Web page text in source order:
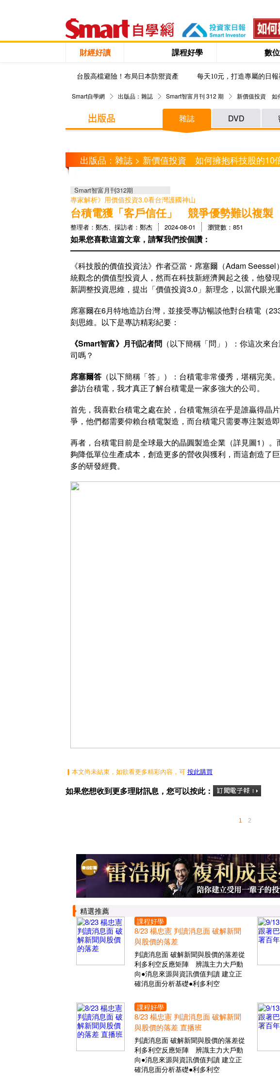
財經好讀 課程好學 數
台股高檔避險！布局日本防禦資產 每天10元，打造專屬的日報
Smart自學網 出版品：雜誌 Smart智富月刊 312 期 新價值投資 如
雜誌 DVD
出版品：雜誌 > 新價值投資 如何擁抱科技股的10
Smart智富月刊312期
專家解析》用價值投資3.0看台灣護國神山
台積電獲「客戶信任」 競爭優勢難以複製
整理者：鄭杰、採訪者：鄭杰 2024-08-01 瀏覽數：851
如果您喜歡這篇文章，請幫我們按個讚：
《科技股的價值投資法》作者亞當・席塞爾（Adam
統觀念的價值型投資人，然而在科技新經濟興起之後，他發
新調整投資思維，提出「價值投資3.0」新理念，以當代眼光
席塞爾在6月特地造訪台灣，並接受專訪暢談他對台積電（
刻思維。以下是專訪精彩紀要：
《Smart智富》月刊記者問 （以下簡稱「問」）：你這次來
司嗎？
席塞爾答 （以下簡稱「答」）：台積電非常優秀，堪稱完美
參訪台積電，我才真正了解台積電是一家多強大的公司。
首先，我喜歡台積電之處在於，台積電無須在乎是誰贏得晶
爭，他們都需要仰賴台積電製造，而台積電只需要專注製造即
再者，台積電目前是全球最大的晶圓製造企業（詳見圖1）
夠降低單位生產成本，創造更多的營收與獲利，而這創造了
多的研發經費。
▎本文尚未結束，如欲看更多精彩內容，可 按此購買
如果您想收到更多理財訊息，您可以按此：
1 2
精選推薦
課程好學
8/23 楊忠憲 判讀消息面 破解新聞
與股價的落差
判讀消息面 破解新聞與股價的落差從
利多利空反應矩陣 辨識主力大戶動
向●消息來源與資訊價值判讀 建立正
確消息面分析基礎●利多利空
課程好學
8/23 楊忠憲 判讀消息面 破解新聞
與股價的落差 直播班
判讀消息面 破解新聞與股價的落差從
利多利空反應矩陣 辨識主力大戶動
向●消息來源與資訊價值判讀 建立正
確消息面分析基礎●利多利空